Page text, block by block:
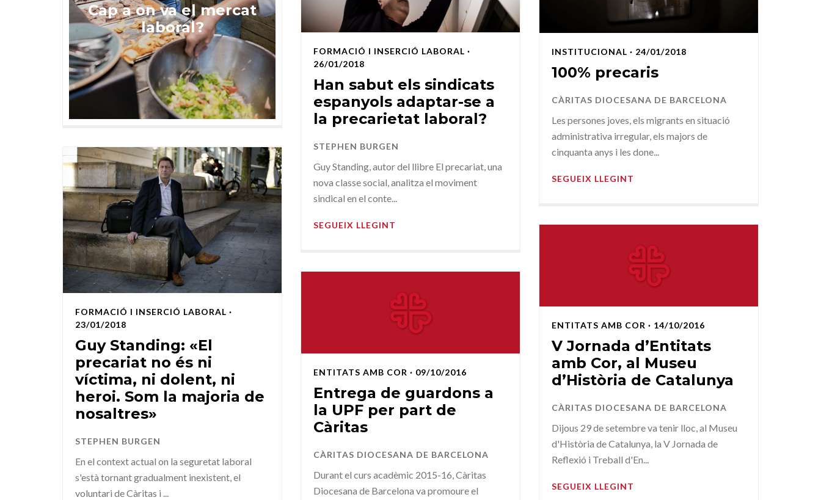
Cap a on va el mercat
laboral?
FORMACIÓ I INSERCIÓ LABORAL ·
26/01/2018
Han sabut els sindicats
espanyols adaptar-se a
la precarietat laboral?
STEPHEN BURGEN
Guy Standing, autor del llibre El precariat, una
nova classe social, analitza el moviment
sindical en el conte...
SEGUEIX LLEGINT
INSTITUCIONAL · 24/01/2018
100% precaris
CÀRITAS DIOCESANA DE BARCELONA
Les persones joves, els migrants en situació
administrativa irregular, els majors de
cinquanta anys i les done...
SEGUEIX LLEGINT
FORMACIÓ I INSERCIÓ LABORAL ·
23/01/2018
Guy Standing: «El
precariat no és ni
víctima, ni dolent, ni
heroi. Som la majoria de
nosaltres»
STEPHEN BURGEN
En el context actual on la seguretat laboral
s'està tornant gradualment inexistent, el
voluntari de Càritas i ...
ENTITATS AMB COR · 14/10/2016
V Jornada d’Entitats
amb Cor, al Museu
d’Història de Catalunya
CÀRITAS DIOCESANA DE BARCELONA
Dijous 29 de setembre va tenir lloc, al Museu
d'Història de Catalunya, la V Jornada de
Reflexió i Treball d'En...
SEGUEIX LLEGINT
ENTITATS AMB COR · 09/10/2016
Entrega de guardons a
la UPF per part de
Càritas
CÀRITAS DIOCESANA DE BARCELONA
Durant el curs acadèmic 2015-16, Càritas
Diocesana de Barcelona va promoure el